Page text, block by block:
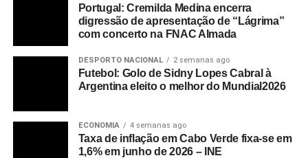
Portugal: Cremilda Medina encerra
digressão de apresentação de “Lágrima”
com concerto na FNAC Almada
DESPORTO NACIONAL 2 semanas ago
Futebol: Golo de Sidny Lopes Cabral à
Argentina eleito o melhor do Mundial2026
ECONOMIA 4 semanas ago
Taxa de inflação em Cabo Verde fixa-se em
1,6% em junho de 2026 – INE